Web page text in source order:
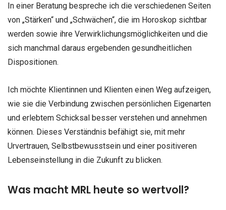
In einer Beratung bespreche ich die verschiedenen Seiten
von „Stärken“ und „Schwächen“, die im Horoskop sichtbar
werden sowie ihre Verwirklichungsmöglichkeiten und die
sich manchmal daraus ergebenden gesundheitlichen
Dispositionen.
Ich möchte Klientinnen und Klienten einen Weg aufzeigen,
wie sie die Verbindung zwischen persönlichen Eigenarten
und erlebtem Schicksal besser verstehen und annehmen
können. Dieses Verständnis befähigt sie, mit mehr
Urvertrauen, Selbstbewusstsein und einer positiveren
Lebenseinstellung in die Zukunft zu blicken.
Was macht MRL heute so wertvoll?